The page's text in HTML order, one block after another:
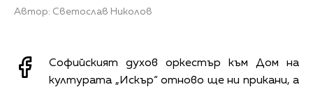
Автор: Светослав Николов
Софийският духов оркестър към Дом на
културата „Искър“ отново ще ни прикани, а